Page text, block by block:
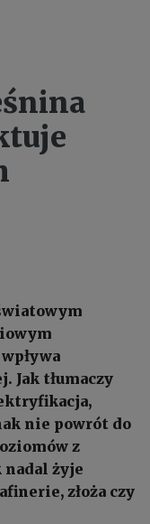
Jak tłumaczy
nie powrót do
z
nadal żyje
złoża czy